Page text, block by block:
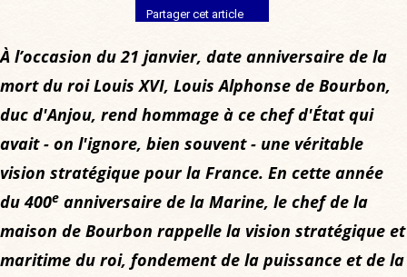
Partager cet article
À l’occasion du 21 janvier, date anniversaire de la
mort du roi Louis XVI, Louis Alphonse de Bourbon,
duc d'Anjou, rend hommage à ce chef d'État qui
avait - on l'ignore, bien souvent - une véritable
vision stratégique pour la France. En cette année
du 400e anniversaire de la Marine, le chef de la
maison de Bourbon rappelle la vision stratégique et
maritime du roi, fondement de la puissance et de la